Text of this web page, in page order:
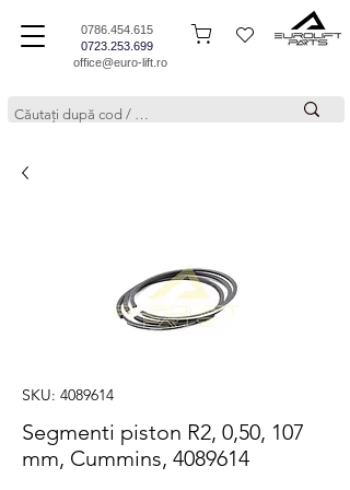
0786.454.615
0723.253.699
office@euro-lift.ro
SKU: 4089614
Segmenti piston R2, 0,50, 107
mm, Cummins, 4089614